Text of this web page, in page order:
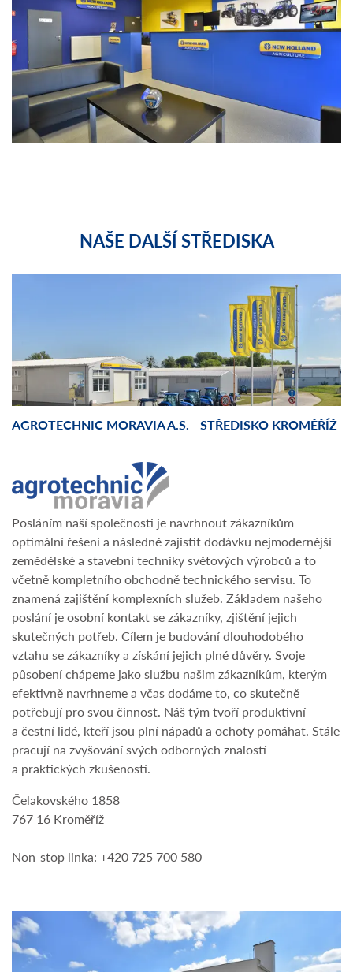
NAŠE DALŠÍ STŘEDISKA
AGROTECHNIC MORAVIA A.S. - STŘEDISKO KROMĚŘÍŽ
Posláním naší společnosti je navrhnout zákazníkům
optimální řešení a následně zajistit dodávku nejmodernější
zemědělské a stavební techniky světových výrobců a to
včetně kompletního obchodně technického servisu. To
znamená zajištění komplexních služeb. Základem našeho
poslání je osobní kontakt se zákazníky, zjištění jejich
skutečných potřeb. Cílem je budování dlouhodobého
vztahu se zákazníky a získání jejich plné důvěry. Svoje
působení chápeme jako službu našim zákazníkům, kterým
efektivně navrhneme a včas dodáme to, co skutečně
potřebují pro svou činnost. Náš tým tvoří produktivní
a čestní lidé, kteří jsou plní nápadů a ochoty pomáhat. Stále
pracují na zvyšování svých odborných znalostí
a praktických zkušeností.
Čelakovského 1858
767 16 Kroměříž
Non-stop linka: +420 725 700 580